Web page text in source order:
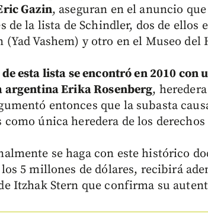
Gazin, aseguran en el anuncio
de la lista de Schindler, dos de ellos
(Yad Vashem) y otro en el Museo
esta lista se encontró en 2010
argentina Erika Rosenberg,
entonces que la subasta
como única heredera de los
se haga con este histórico
5 millones de dólares, recibirá
Itzhak Stern que confirma su